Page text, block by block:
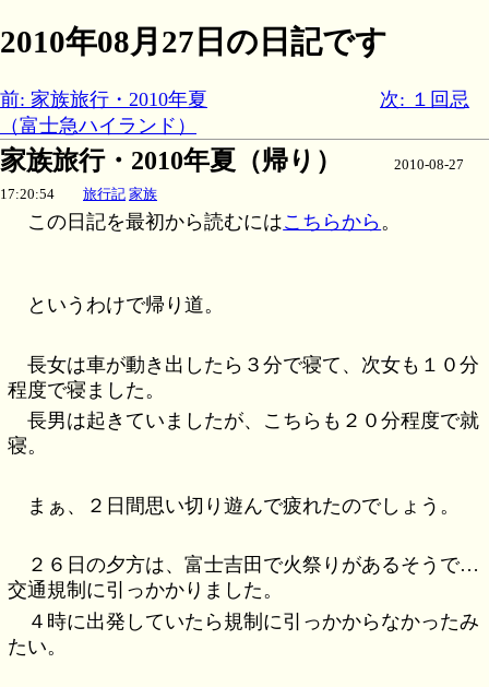
2010年08月27日の日記です
前: 家族旅行・2010年夏
（富士急ハイランド）
次: １回忌
家族旅行・2010年夏（帰り）
2010-08-27
17:20:54 旅行記 家族
この日記を最初から読むにはこちらから 。
というわけで帰り道。
長女は車が動き出したら３分で寝て、次女も１０分
程度で寝ました。
長男は起きていましたが、こちらも２０分程度で就
寝。
まぁ、２日間思い切り遊んで疲れたのでしょう。
２６日の夕方は、富士吉田で火祭りがあるそうで…
交通規制に引っかかりました。
４時に出発していたら規制に引っかからなかったみ
たい。